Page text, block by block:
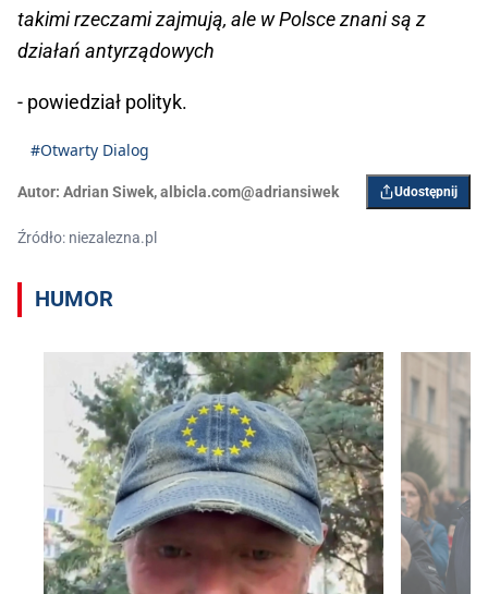
takimi rzeczami zajmują, ale w Polsce znani są z
działań antyrządowych
- powiedział polityk.
#Otwarty Dialog
Autor: Adrian Siwek,albicla.com@adriansiwek Udostępnij
Źródło: niezalezna.pl
HUMOR